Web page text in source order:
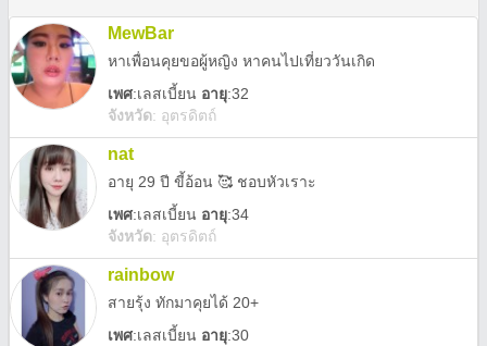
MewBar
หาเพื่อนคุยขอผู้หญิง หาคนไปเที่ยววันเกิด
เพศ:เลสเบี้ยน อายุ:32
จังหวัด: อุตรดิตถ์
nat
อายุ 29 ปี ขี้อ้อน 🥰 ชอบหัวเราะ
เพศ:เลสเบี้ยน อายุ:34
จังหวัด: อุตรดิตถ์
rainbow
สายรุ้ง ทักมาคุยได้ 20+
เพศ:เลสเบี้ยน อายุ:30